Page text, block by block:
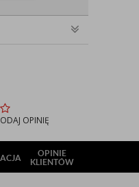
OPINIĘ
OPINIE
KLIENTÓW